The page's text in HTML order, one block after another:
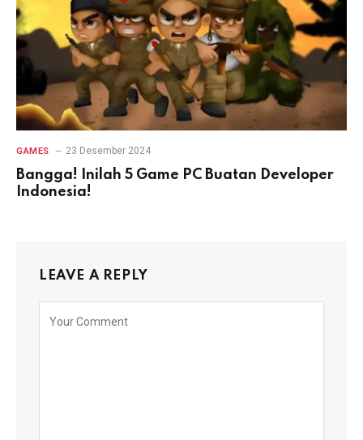
GAMES 23 Desember 2024
Bangga! Inilah 5 Game PC Buatan Developer
Indonesia!
LEAVE A REPLY